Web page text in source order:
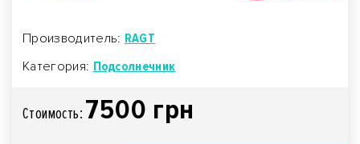
Производитель: RAGT
Категория: Подсолнечник
Стоимость: 7500 грн